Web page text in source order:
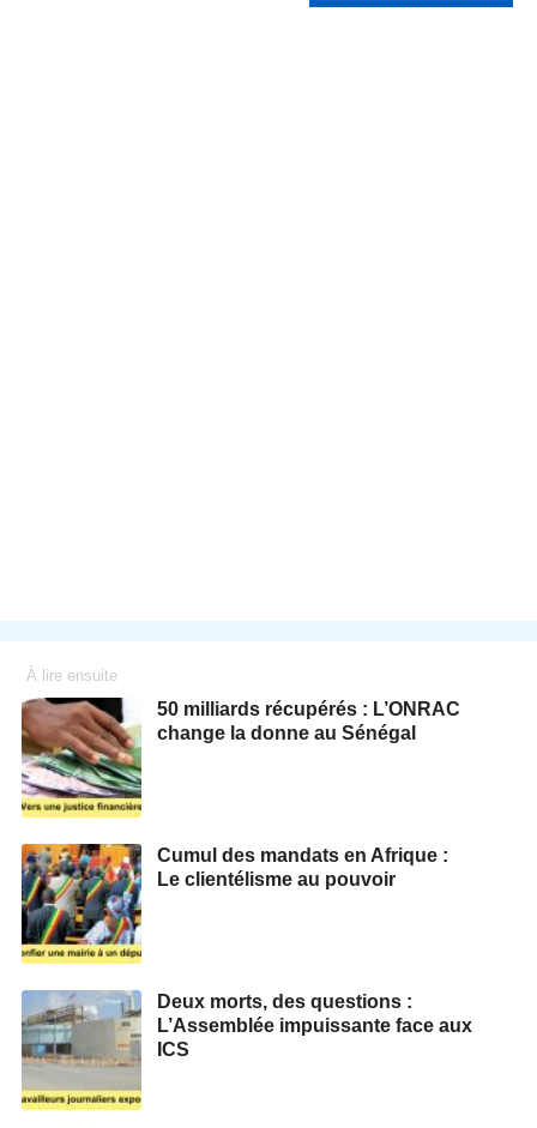
À lire ensuite
50 milliards récupérés : L’ONRAC
change la donne au Sénégal
Cumul des mandats en Afrique :
Le clientélisme au pouvoir
Deux morts, des questions :
L’Assemblée impuissante face aux
ICS